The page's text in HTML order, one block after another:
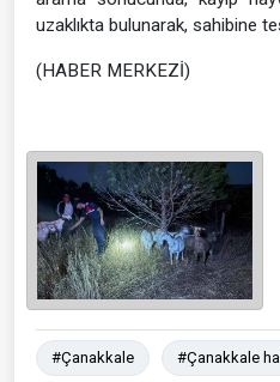
uzaklıkta bulunarak, sahibine
(HABER MERKEZİ)
#Çanakkale #Çanakkale